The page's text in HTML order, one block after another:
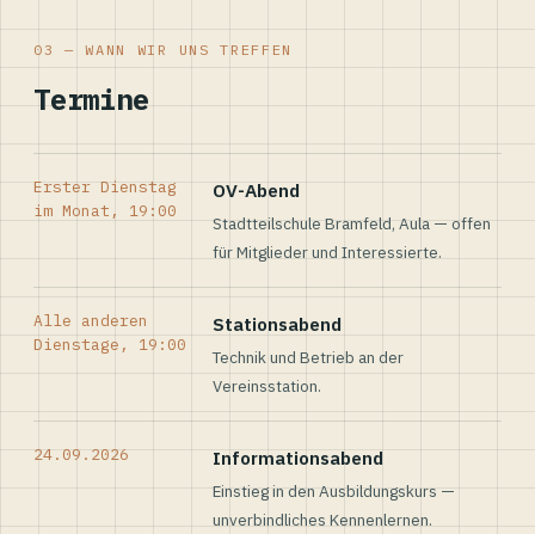
03 — WANN WIR UNS TREFFEN
Termine
Erster Dienstag
im Monat, 19:00
OV-Abend
Stadtteilschule Bramfeld, Aula — offen
für Mitglieder und Interessierte.
Alle anderen
Dienstage, 19:00
Stationsabend
Technik und Betrieb an der
Vereinsstation.
24.09.2026 Informationsabend
Einstieg in den Ausbildungskurs —
unverbindliches Kennenlernen.